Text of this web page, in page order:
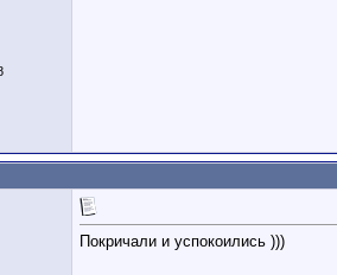
Покричали и успокоились )))